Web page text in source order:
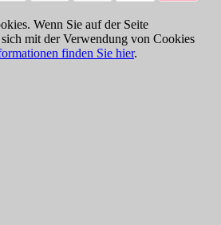
Wenn Sie auf der Seite
mit der Verwendung von Cookies
finden Sie hier.